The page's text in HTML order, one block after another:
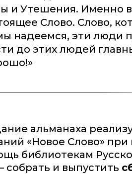
и Утешения. Именно
Слово. Слово,
надеемся, эти люди
до этих людей
альманаха
«Новое Слово»
библиотекам
собрать и выпустить